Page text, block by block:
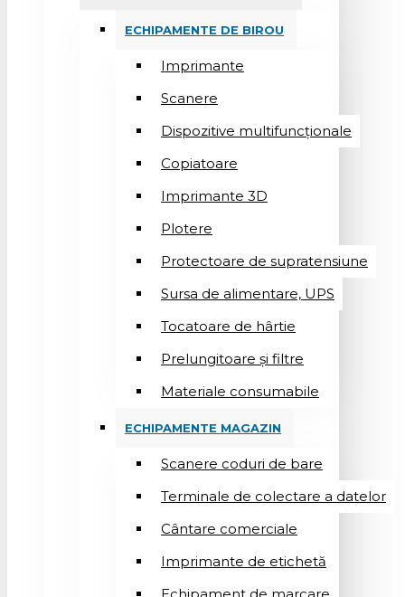
ECHIPAMENTE DE BIROU
Imprimante
Scanere
Dispozitive multifuncționale
Copiatoare
Imprimante 3D
Plotere
Protectoare de supratensiune
Sursa de alimentare, UPS
Tocatoare de hârtie
Prelungitoare și filtre
Materiale consumabile
ECHIPAMENTE MAGAZIN
Scanere coduri de bare
Terminale de colectare a datelor
Cântare comerciale
Imprimante de etichetă